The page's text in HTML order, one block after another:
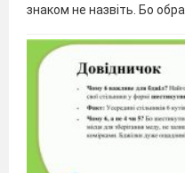
знаком не назвіть. Бо